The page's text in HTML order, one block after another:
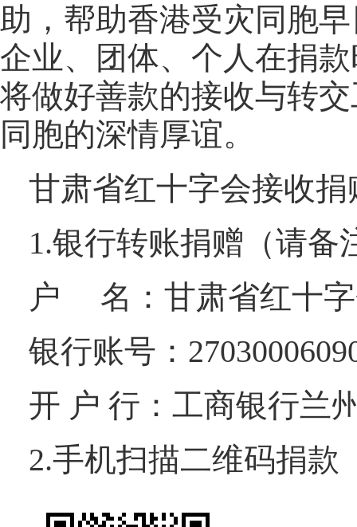
助，帮助香港受灾同胞
企业、团体、个人在捐
将做好善款的接收与转
同胞的深情厚谊。
甘肃省红十字会接收
1.银行转账捐赠（请备
户 名：甘肃省红十
银行账号：
开 户 行：工商银行兰
2.手机扫描二维码捐款